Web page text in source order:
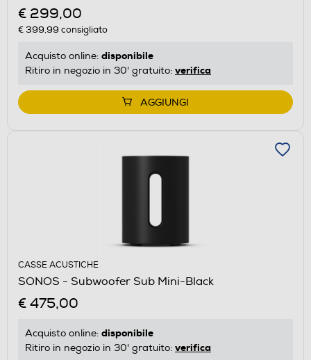
€ 299,00
€ 399,99 consigliato
Acquisto online: disponibile
Ritiro in negozio in 30' gratuito: verifica
AGGIUNGI
CASSE ACUSTICHE
SONOS - Subwoofer Sub Mini-Black
€ 475,00
Acquisto online: disponibile
Ritiro in negozio in 30' gratuito: verifica